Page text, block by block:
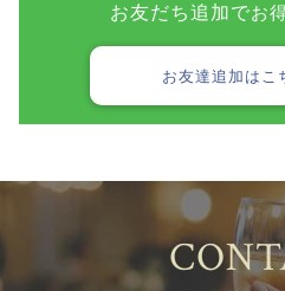
お友だち追加でお
お友達追加はこ